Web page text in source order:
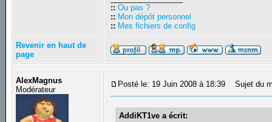
:: Ou pas ?
:: Mon dépôt personnel
:: Mes fichiers de config
Revenir en haut de
page
AlexMagnus
Modérateur
Posté le: 19 Juin 2008 à 18:39 Sujet du
AddiKT1ve a écrit: